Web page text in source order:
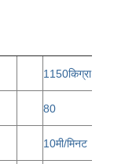
1150किग्रा
80
10मी/मिनट